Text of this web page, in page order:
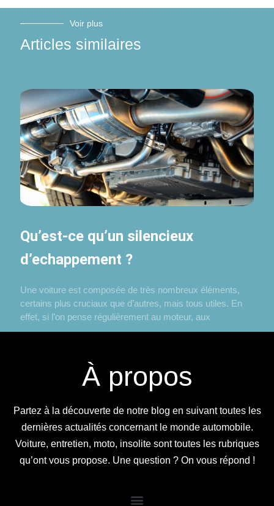
Voir plus
Articles similaires
Qu’est-ce qu’un silencieux
d’echappement ?
Une voiture est composée de très nombreux éléments,
certains plus cruciaux que d’autres, mais tous utiles. En
effet, si l’on pense régulièrement au moteur, aux
À propos
Partez à la découverte de notre blog en suivant toutes les
dernières actualités concernant le monde automobile.
Voiture, entretien, moto, insolite sont toutes les rubriques
qu’ont vous propose. Une question ? On vous répond !